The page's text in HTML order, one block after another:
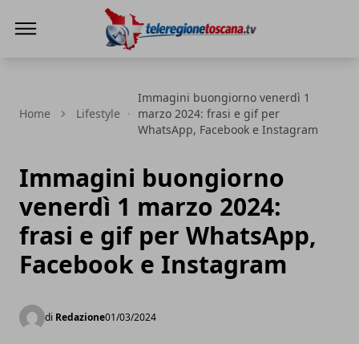
Home Lifestyle
Immagini buongiorno venerdì 1
marzo 2024: frasi e gif per
WhatsApp, Facebook e Instagram
Immagini buongiorno
venerdì 1 marzo 2024:
frasi e gif per WhatsApp,
Facebook e Instagram
di Redazione01/03/2024